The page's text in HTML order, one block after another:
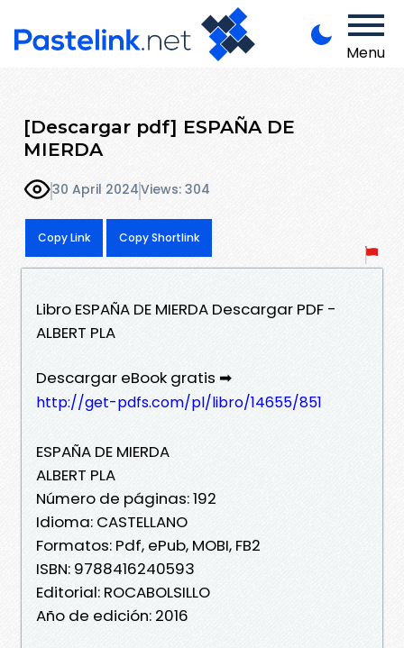
Menu
[Descargar pdf] ESPAÑA DE
MIERDA
30 April 2024Views: 304
Copy Link Copy Shortlink
Libro ESPAÑA DE MIERDA Descargar PDF -
ALBERT PLA
Descargar eBook gratis ➡
http://get-pdfs.com/pl/libro/14655/851
ESPAÑA DE MIERDA
ALBERT PLA
Número de páginas: 192
Idioma: CASTELLANO
Formatos: Pdf, ePub, MOBI, FB2
ISBN: 9788416240593
Editorial: ROCABOLSILLO
Año de edición: 2016